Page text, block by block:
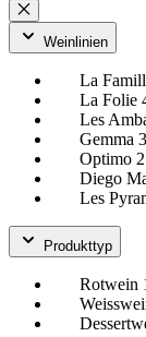
Weinlinien
La
La Folie
Les
Gemma 3
Optimo 2
Diego
Les
Produkttyp
Rotwein